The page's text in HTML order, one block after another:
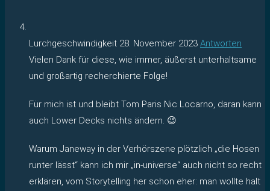
Lurchgeschwindigkeit 28. November 2023 Antworten
Vielen Dank für diese, wie immer, äußerst unterhaltsame
und großartig recherchierte Folge!
Für mich ist und bleibt Tom Paris Nic Locarno, daran kann
auch Lower Decks nichts ändern. 😉
Warum Janeway in der Verhörszene plötzlich „die Hosen
runter lässt“ kann ich mir „in-universe“ auch nicht so recht
erklären, vom Storytelling her schon eher: man wollte halt